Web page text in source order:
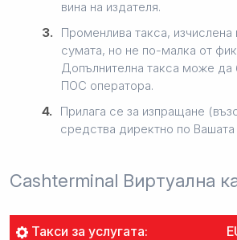
вина на издателя.
3.
Променлива такса, изчислена
сумата, но не по-малка от
Допълнителна такса може
ПОС оператора.
4.
Прилага се за изпращане
средства директно по Вашата
Cashterminal Виртуална
Такси за услугата: